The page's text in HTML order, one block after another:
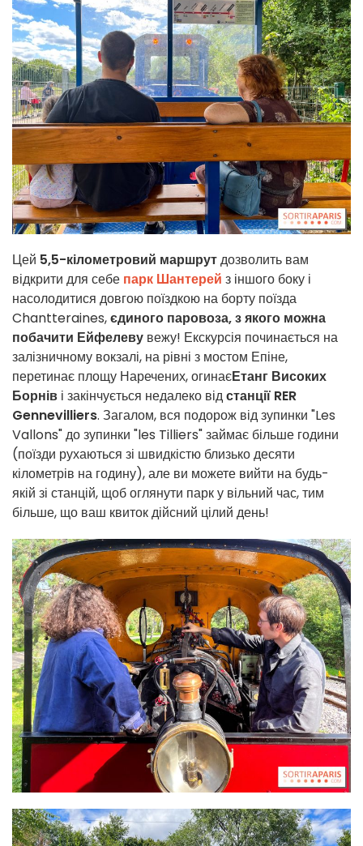
Цей 5,5-кілометровий маршрутдозволить вам
відкрити для себе парк Шантерей з іншого боку і
насолодитися довгою поїздкою на борту поїзда
Chantteraines,єдиного паровоза, з якого можна
побачити Ейфелеву вежу! Екскурсія починається на
залізничному вокзалі, на рівні з мостом Епіне,
перетинає площу Наречених, огинаєЕтанг Високих
Борнів і закінчується недалеко відстанції RER
Gennevilliers. Загалом, вся подорож від зупинки "Les
Vallons" до зупинки "les Tilliers" займає більше години
(поїзди рухаються зі швидкістю близько десяти
кілометрів на годину), але ви можете вийти на будь-
якій зі станцій, щоб оглянути парк у вільний час, тим
більше, що ваш квиток дійсний цілий день!